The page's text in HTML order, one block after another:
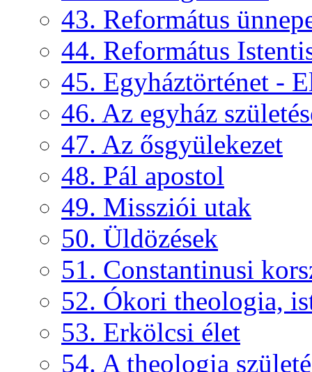
43. Református
44. Református
45. Egyháztörténet -
46. Az egyház
47. Az ősgyülekezet
48. Pál apostol
49. Missziói utak
50. Üldözések
51. Constantinusi
52. Ókori theologia,
53. Erkölcsi élet
54. A theologia